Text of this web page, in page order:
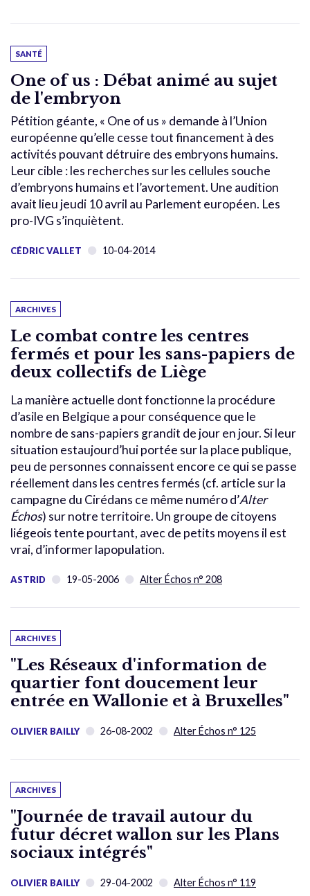
SANTÉ
One of us : Débat animé au sujet
de l'embryon
Pétition géante, « One of us » demande à l’Union
européenne qu’elle cesse tout financement à des
activités pouvant détruire des embryons humains.
Leur cible : les recherches sur les cellules souche
d’embryons humains et l’avortement. Une audition
avait lieu jeudi 10 avril au Parlement européen. Les
pro-IVG s’inquiètent.
CÉDRIC VALLET 10-04-2014
ARCHIVES
Le combat contre les centres
fermés et pour les sans-papiers de
deux collectifs de Liège
La manière actuelle dont fonctionne la procédure
d’asile en Belgique a pour conséquence que le
nombre de sans-papiers grandit de jour en jour. Si leur
situation estaujourd’hui portée sur la place publique,
peu de personnes connaissent encore ce qui se passe
réellement dans les centres fermés (cf. article sur la
campagne du Cirédans ce même numéro d’Alter
Échos) sur notre territoire. Un groupe de citoyens
liégeois tente pourtant, avec de petits moyens il est
vrai, d’informer lapopulation.
ASTRID 19-05-2006 Alter Échos n° 208
ARCHIVES
"Les Réseaux d'information de
quartier font doucement leur
entrée en Wallonie et à Bruxelles"
OLIVIER BAILLY 26-08-2002 Alter Échos n° 125
ARCHIVES
"Journée de travail autour du
futur décret wallon sur les Plans
sociaux intégrés"
OLIVIER BAILLY 29-04-2002 Alter Échos n° 119